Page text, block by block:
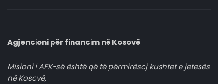
Agjencioni për financim në Kosovë
Misioni i AFK-së është që të përmirësoj kushtet e jetesës
në Kosovë,